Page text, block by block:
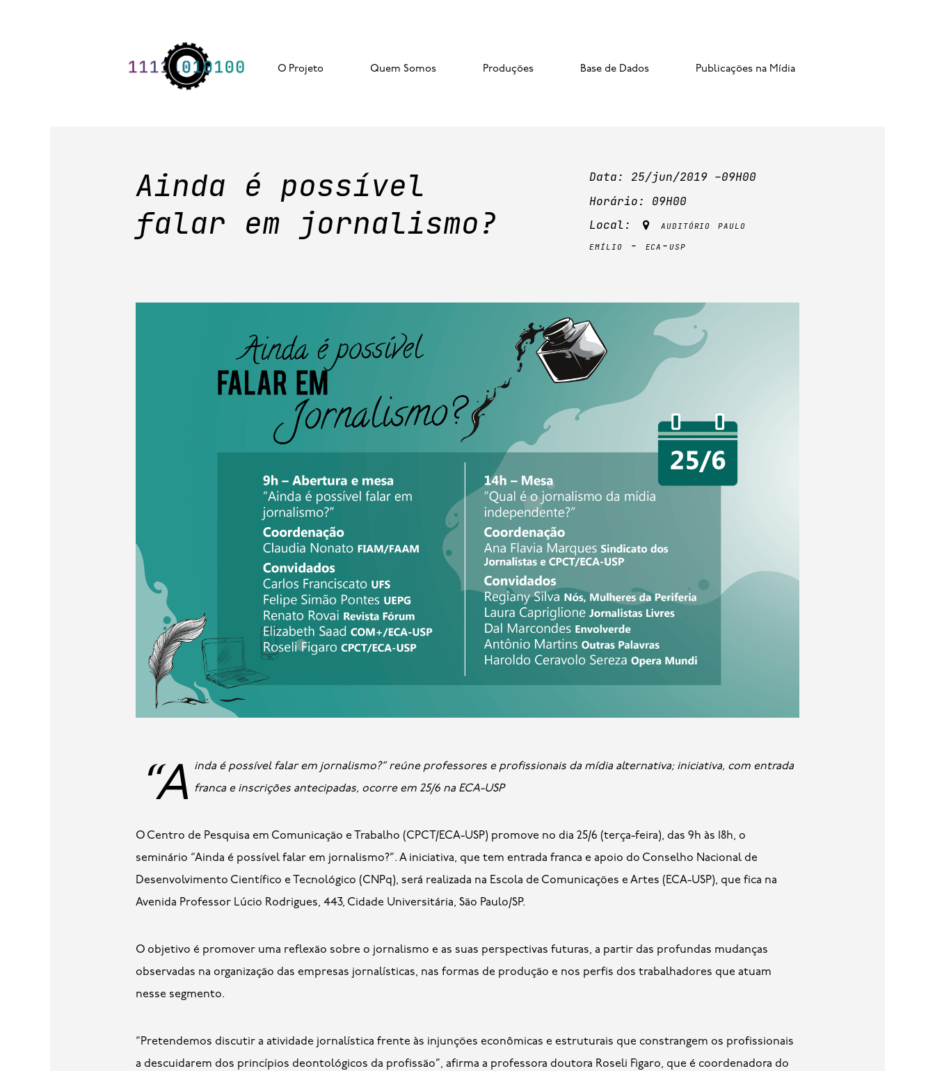
O Projeto Quem Somos Produções Base de Dados Publicações na Mídia
Ainda é possível
falar em jornalismo?
Data: 25/jun/2019 –09H00
Horário: 09H00
Local:

auditório paulo
emílio - eca-usp
“Ainda é possível falar em jornalismo?” reúne professores e profissionais da mídia alternativa; iniciativa, com entrada franca e inscrições antecipadas, ocorre em 25/6 na ECA-USP
O Centro de Pesquisa em Comunicação e Trabalho (CPCT/ECA-USP) promove no dia 25/6 (terça-feira), das 9h às 18h, o
seminário “Ainda é possível falar em jornalismo?”. A iniciativa, que tem entrada franca e apoio do Conselho Nacional de
Desenvolvimento Científico e Tecnológico (CNPq), será realizada na Escola de Comunicações e Artes (ECA-USP), que fica na
Avenida Professor Lúcio Rodrigues, 443, Cidade Universitária, São Paulo/SP.
O objetivo é promover uma reflexão sobre o jornalismo e as suas perspectivas futuras, a partir das profundas mudanças
observadas na organização das empresas jornalísticas, nas formas de produção e nos perfis dos trabalhadores que atuam
nesse segmento.
“Pretendemos discutir a atividade jornalística frente às injunções econômicas e estruturais que constrangem os profissionais
a descuidarem dos princípios deontológicos da profissão”, afirma a professora doutora Roseli Figaro, que é coordenadora do